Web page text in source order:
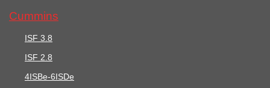
1816 руб.
Cummins
ISF 3.8
ISF 2.8
4ISBe-6ISDe